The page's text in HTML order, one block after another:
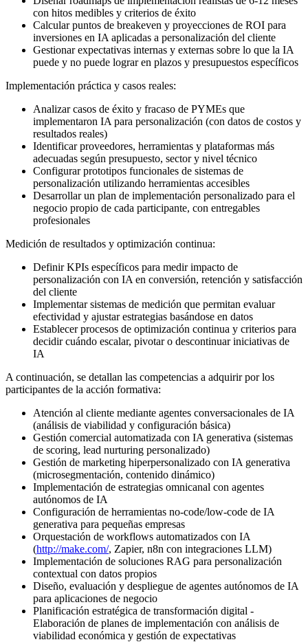
con hitos medibles y criterios de éxito
Calcular puntos de breakeven y proyecciones de ROI para
inversiones en IA aplicadas a personalización del cliente
Gestionar expectativas internas y externas sobre lo que la IA
puede y no puede lograr en plazos y presupuestos específicos
Implementación práctica y casos reales:
Analizar casos de éxito y fracaso de PYMEs que
implementaron IA para personalización (con datos de costos y
resultados reales)
Identificar proveedores, herramientas y plataformas más
adecuadas según presupuesto, sector y nivel técnico
Configurar prototipos funcionales de sistemas de
personalización utilizando herramientas accesibles
Desarrollar un plan de implementación personalizado para el
negocio propio de cada participante, con entregables
profesionales
Medición de resultados y optimización continua:
Definir KPIs específicos para medir impacto de
personalización con IA en conversión, retención y satisfacción
del cliente
Implementar sistemas de medición que permitan evaluar
efectividad y ajustar estrategias basándose en datos
Establecer procesos de optimización continua y criterios para
decidir cuándo escalar, pivotar o descontinuar iniciativas de
IA
A continuación, se detallan las competencias a adquirir por los
participantes de la acción formativa:
Atención al cliente mediante agentes conversacionales de IA
(análisis de viabilidad y configuración básica)
Gestión comercial automatizada con IA generativa (sistemas
de scoring, lead nurturing personalizado)
Gestión de marketing hiperpersonalizado con IA generativa
(microsegmentación, contenido dinámico)
Implementación de estrategias omnicanal con agentes
autónomos de IA
Configuración de herramientas no-code/low-code de IA
generativa para pequeñas empresas
Orquestación de workflows automatizados con IA
(http://make.com/, Zapier, n8n con integraciones LLM)
Implementación de soluciones RAG para personalización
contextual con datos propios
Diseño, evaluación y despliegue de agentes autónomos de IA
para aplicaciones de negocio
Planificación estratégica de transformación digital -
Elaboración de planes de implementación con análisis de
viabilidad económica y gestión de expectativas